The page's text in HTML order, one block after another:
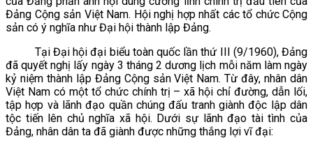
Đảng Cộng sản Việt Nam. Hội nghị hợp nhất các tổ chức Cộng
sản có ý nghĩa như Đại hội thành lập Đảng.
Tại Đại hội đại biểu toàn quốc lần thứ III (9/1960), Đảng
đã quyết nghị lấy ngày 3 tháng 2 dương lịch mỗi năm làm ngày
kỷ niệm thành lập Đảng Cộng sản Việt Nam. Từ đây, nhân dân
Việt Nam có một tổ chức chính trị – xã hội chỉ đường, dẫn lối,
tập hợp và lãnh đạo quần chúng đấu tranh giành độc lập dân
tộc tiến lên chủ nghĩa xã hội. Dưới sự lãnh đạo tài tình của
Đảng, nhân dân ta đã giành được những thắng lợi vĩ đại: